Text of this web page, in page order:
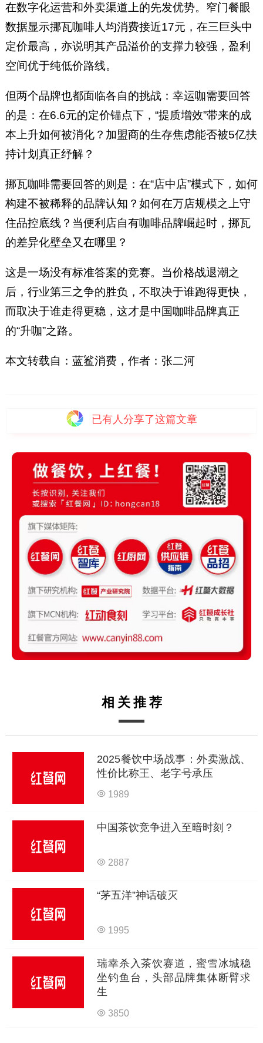
在数字化运营和外卖渠道上的先发优势。窄门餐眼
数据显示挪瓦咖啡人均消费接近17元，在三巨头中
定价最高，亦说明其产品溢价的支撑力较强，盈利
空间优于纯低价路线。
但两个品牌也都面临各自的挑战：幸运咖需要回答
的是：在6.6元的定价锚点下，“提质增效”带来的成
本上升如何被消化？加盟商的生存焦虑能否被5亿扶
持计划真正纾解？
挪瓦咖啡需要回答的则是：在“店中店”模式下，如何
构建不被稀释的品牌认知？如何在万店规模之上守
住品控底线？当便利店自有咖啡品牌崛起时，挪瓦
的差异化壁垒又在哪里？
这是一场没有标准答案的竞赛。当价格战退潮之
后，行业第三之争的胜负，不取决于谁跑得更快，
而取决于谁走得更稳，这才是中国咖啡品牌真正
的“升咖”之路。
本文转载自：蓝鲨消费，作者：张二河
已有 人分享了这篇文章
相关推荐
2025餐饮中场战事：外卖激战、
性价比称王、老字号承压
1989
中国茶饮竞争进入至暗时刻？
2887
“茅五洋”神话破灭
1995
瑞幸杀入茶饮赛道，蜜雪冰城稳
坐钓鱼台，头部品牌集体断臂求
生
3850